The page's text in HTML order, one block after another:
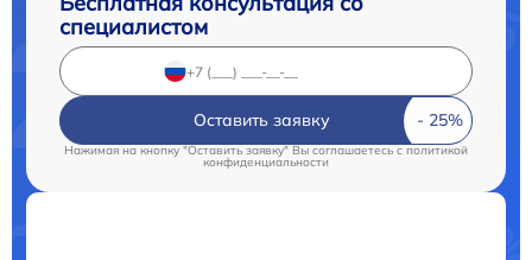
специалистом
Оставить заявку
Нажимая на кнопку "Оставить заявку" Вы соглашаетесь c политикой
конфиденциальности